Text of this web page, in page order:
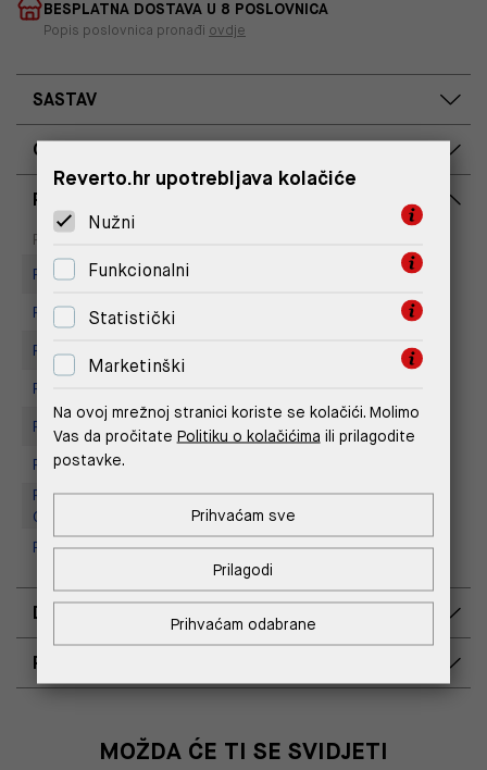
BESPLATNA DOSTAVA U 8 POSLOVNICA
Popis poslovnica pronađi ovdje
SASTAV
OPIS PROIZVODA
RASPOLOŽIVOST PO POSLOVNICAMA
Poslovnica
Replay store, Arena centar
Replay Store, Joker Centar
Replay Store, Mall of Split
Replay Store, City Center One
Replay store, Tower Centar
Replay Store, Supernova Zadar
Replay Outlet Store, Designer
Outlet Croatia
Replay Outlet Store, Split
DOSTAVA
POVRAT I ZAMJENA
MOŽDA ĆE TI SE SVIDJETI
Reverto.hr upotrebljava kolačiće
Nužni
Funkcionalni
Statistički
Marketinški
Na ovoj mrežnoj stranici koriste se kolačići. Molimo
Vas da pročitate Politiku o kolačićima ili prilagodite
postavke.
Prihvaćam odabrane
Prilagodi
Prihvaćam sve